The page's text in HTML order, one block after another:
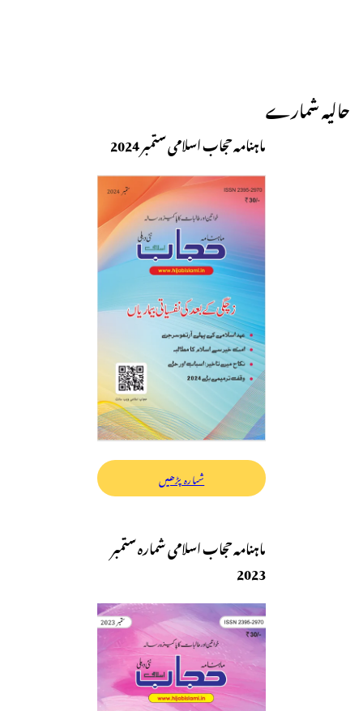
حالیہ شمارے
ماہنامہ حجاب اسلامی ستمبر 2024
شمارہ پڑھیں
ماہنامہ حجاب اسلامی شمارہ ستمبر
2023